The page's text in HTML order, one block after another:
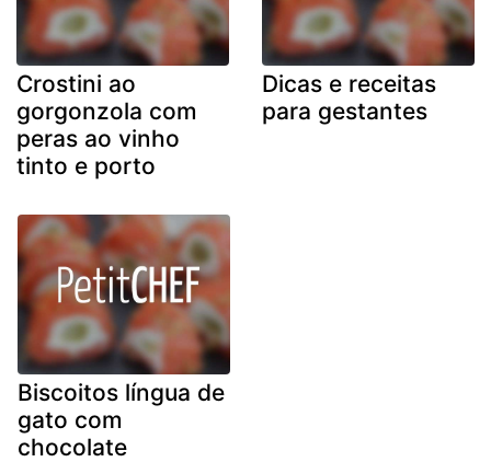
Crostini ao
gorgonzola com
peras ao vinho
tinto e porto
Dicas e receitas
para gestantes
Biscoitos língua de
gato com
chocolate